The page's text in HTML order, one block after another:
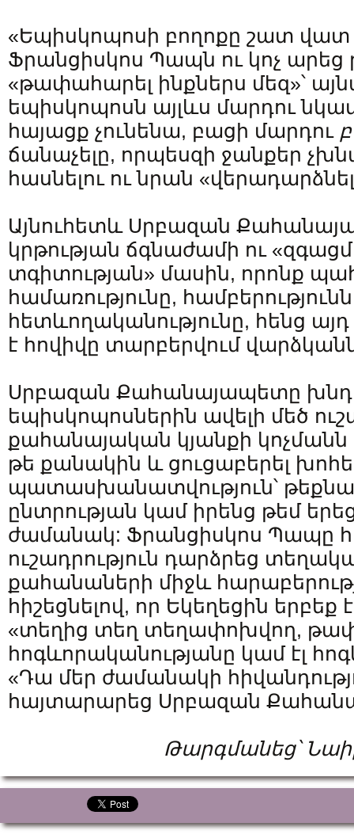
«Եպիսկոպոսի բողոքը շատ վատ
Ֆրանցիսկոս Պապն ու կոչ արեց
«թափահարել ինքներս մեզ»՝
եպիսկոպոսն այլևս մարդու
հայացք չունենա, բացի մարդու
ճանաչելը, որպեսզի ջանքեր
հասնելու ու նրան
Այնուհետև Սրբազան
կրթության ճգնաժամի ու
տգիտության» մասին, որոնք
համառությունը, համբերությունն
հետևողականությունը, հենց
է հովիվը տարբերվում
Սրբազան Քահանայապետը
եպիսկոպոսներին ավելի մեծ
քահանայական կյանքի կոչմանն
թե քանակին և ցուցաբերել
պատասխանատվություն՝
ընտրության կամ իրենց թեմ
ժամանակ: Ֆրանցիսկոս Պապը
ուշադրություն դարձրեց
քահանաների միջև
հիշեցնելով, որ Եկեղեցին երբեք
«տեղից տեղ տեղափոխվող,
հոգևորականությանը կամ էլ
«Դա մեր ժամանակի
հայտարարեց Սրբազան
Թարգմանեց՝